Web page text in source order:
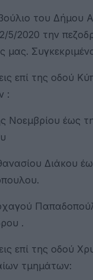
του Δήμου
5/2020 την
μας.
επί της οδού
:
Νοεμβρίου έως
Διάκου
.
επί της οδού
τμημάτων: